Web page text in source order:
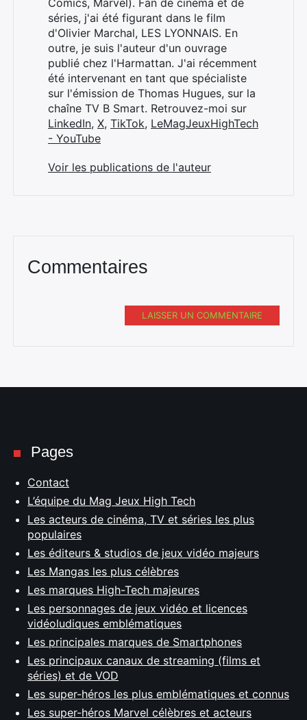
Comics, Marvel). Fan de cinéma et de
séries, j'ai été figurant dans le film
d'Olivier Marchal, LES LYONNAIS. En
outre, je suis l'auteur d'un ouvrage
publié chez l'Harmattan. J'ai récemment
été intervenant en tant que spécialiste
sur l'émission de Thomas Hugues, sur la
chaîne TV B Smart. Retrouvez-moi sur
LinkedIn, X, TikTok, LeMagJeuxHighTech
- YouTube
Voir les publications de l'auteur
Commentaires
LAISSER UN COMMENTAIRE
Pages
Contact
L’équipe du Mag Jeux High Tech
Les acteurs de cinéma, TV et séries les plus
populaires
Les éditeurs & studios de jeux vidéo majeurs
Les Mangas les plus célèbres
Les marques High-Tech majeures
Les personnages de jeux vidéo et licences
vidéoludiques emblématiques
Les principales marques de Smartphones
Les principaux canaux de streaming (films et
séries) et de VOD
Les super-héros les plus emblématiques et connus
Les super-héros Marvel célèbres et acteurs